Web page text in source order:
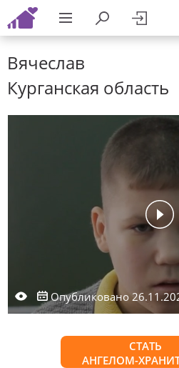
Вячеслав
Курганская область
Опубликовано
СТАТЬ
АНГЕЛОМ-